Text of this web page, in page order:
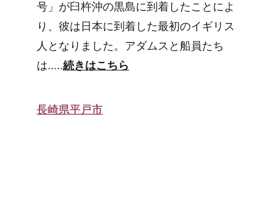
号」が臼杵沖の黒島に到着したことによ
り、彼は日本に到着した最初のイギリス
人となりました。アダムスと船員たち
は.....続きはこちら
長崎県平戸市